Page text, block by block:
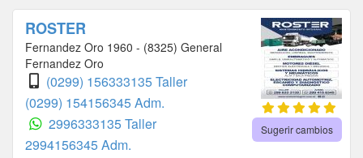
ROSTER
Fernandez Oro 1960 - (8325) General
Fernandez Oro
(0299) 156333135 Taller
(0299) 154156345 Adm.
2996333135 Taller
2994156345 Adm.
Sugerir cambios